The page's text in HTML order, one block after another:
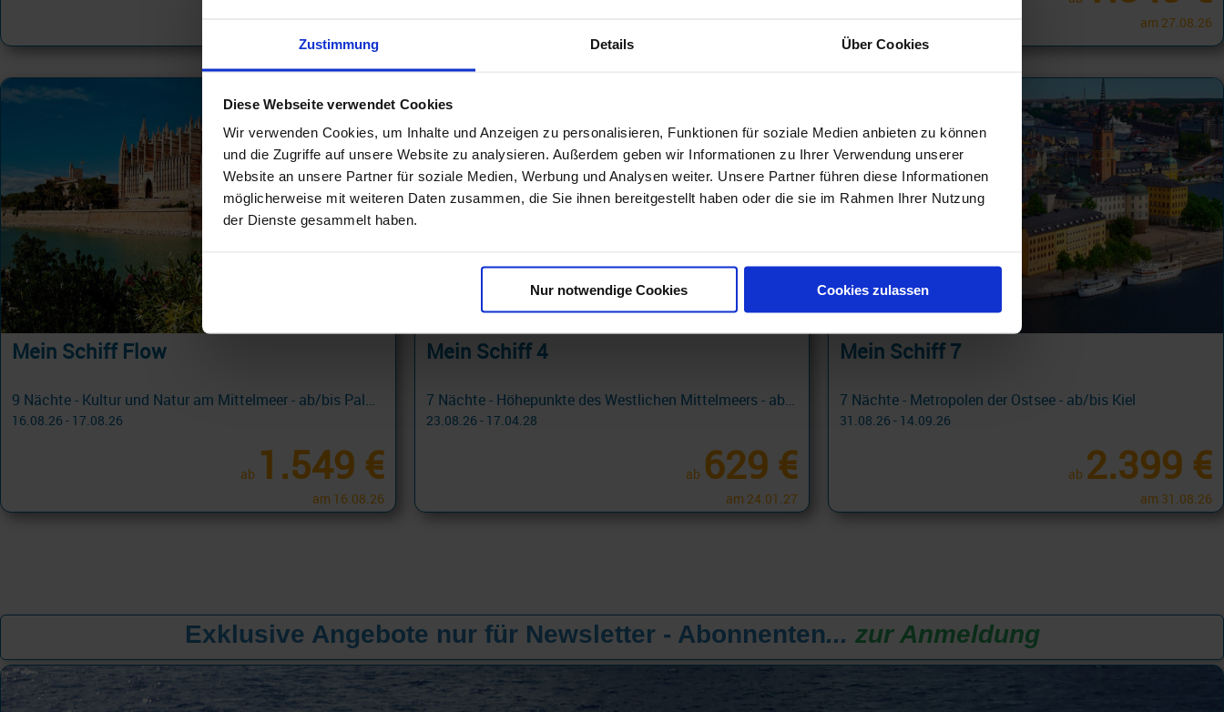
Zustimmung Details Über Cookies
Diese Webseite verwendet Cookies
Wir verwenden Cookies, um Inhalte und Anzeigen zu personalisieren, Funktionen für soziale Medien anbieten zu können
und die Zugriffe auf unsere Website zu analysieren. Außerdem geben wir Informationen zu Ihrer Verwendung unserer
Website an unsere Partner für soziale Medien, Werbung und Analysen weiter. Unsere Partner führen diese Informationen
möglicherweise mit weiteren Daten zusammen, die Sie ihnen bereitgestellt haben oder die sie im Rahmen Ihrer Nutzung
der Dienste gesammelt haben.
Nur notwendige Cookies Cookies zulassen
am 27.08.26
Mein Schiff Flow
9 Nächte - Kultur und Natur am Mittelmeer - ab/bis Palma
16.08.26 - 17.08.26
ab 1.549 €
am 16.08.26
Mein Schiff 4
7 Nächte - Höhepunkte des Westlichen Mittelmeers - ab/bis Palma
23.08.26 - 17.04.28
ab 629 €
am 24.01.27
Mein Schiff 7
7 Nächte - Metropolen der Ostsee - ab/bis Kiel
31.08.26 - 14.09.26
ab 2.399 €
am 31.08.26
Exklusive Angebote nur für Newsletter - Abonnenten... zur Anmeldung